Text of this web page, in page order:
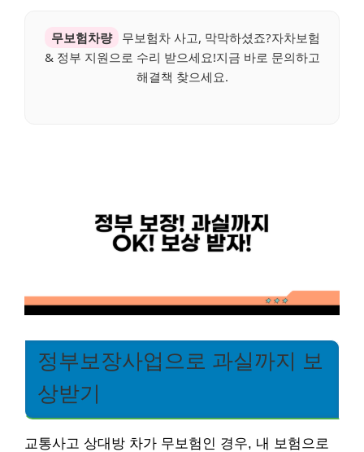
무보험차량
무보험차 사고, 막막하셨죠?자차보험
& 정부 지원으로 수리 받으세요!지금 바로 문의하고
해결책 찾으세요.
정부보장사업으로 과실까지 보
상받기
교통사고 상대방 차가 무보험인 경우, 내 보험으로